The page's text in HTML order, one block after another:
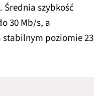
Średnia szybkość
30 Mb/s, a
stabilnym poziomie 23